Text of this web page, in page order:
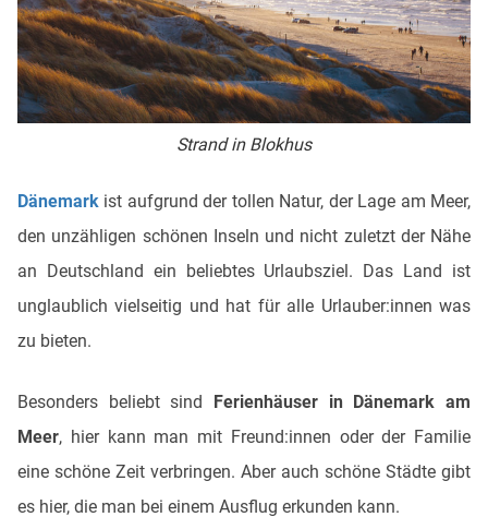
Strand in Blokhus
Dänemark ist aufgrund der tollen Natur, der Lage am Meer,
den unzähligen schönen Inseln und nicht zuletzt der Nähe
an Deutschland ein beliebtes Urlaubsziel. Das Land ist
unglaublich vielseitig und hat für alle Urlauber:innen was
zu bieten.
Besonders beliebt sind Ferienhäuser in Dänemark am
Meer, hier kann man mit Freund:innen oder der Familie
eine schöne Zeit verbringen. Aber auch schöne Städte gibt
es hier, die man bei einem Ausflug erkunden kann.